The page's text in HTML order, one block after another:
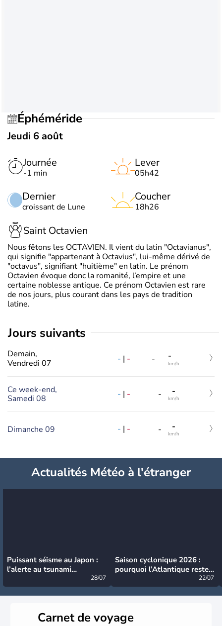
Éphéméride
Jeudi 6 août
Journée
-1 min
Dernier
croissant de Lune
Lever
05h42
Coucher
18h26
Saint Octavien
Nous fêtons les OCTAVIEN. Il vient du latin "Octavianus",
qui signifie "appartenant à Octavius", lui-même dérivé de
"octavus", signifiant "huitième" en latin. Le prénom
Octavien évoque donc la romanité, l’empire et une
certaine noblesse antique. Ce prénom Octavien est rare
de nos jours, plus courant dans les pays de tradition
latine.
jours suivants
Demain,
Vendredi 07
- | - - -
km/h
Ce week-end,
Samedi 08
- | - - -
km/h
Dimanche 09 - | - - -
km/h
Actualités Météo à l'étranger
Puissant séisme au Japon :
l’alerte au tsunami
28/07
Saison cyclonique 2026 :
pourquoi l’Atlantique reste
22/07
Carnet de voyage